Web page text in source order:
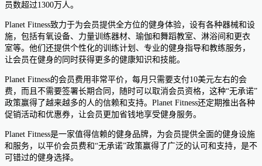
员数超过1300万人。
Planet Fitness致力于为会员提供全方位的健身体验，设有各种器械和设
施，包括有氧设备、力量训练器材、瑜伽和舞蹈教室、淋浴间和更衣
室等。他们还提供个性化的训练计划、专业的健身指导和教练服务，
让会员在健身的同时获得更多的健康知识和技能。
Planet Fitness的会员费用非常平价，每月只需要支付10美元左右的会
费，而且不需要签署长期合同，随时可以取消会员资格，这种“无承诺”
政策赢得了越来越多的人的信赖和支持。Planet Fitness还定期推出各种
促销活动和优惠券，让会员更加省钱地享受健身服务。
Planet Fitness是一家值得信赖的健身品牌，为会员提供全面的健身设施
和服务，以平价会员费和“无承诺”政策赢得了广泛的认可和支持，是不
可错过的健身选择。